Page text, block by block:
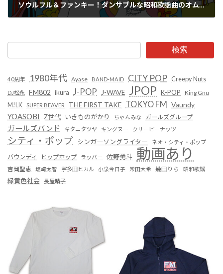
ソウルフル＆ファンキー！ダンサブルな昭和歌謡曲のオムニバス盤がリリース！
検索
40周年 1980年代 Ayase BAND-MAID CITY POP Creepy Nuts
DJ松永 FM802 ikura J-POP J-WAVE JPOP K-POP
King Gnu
M!LK
SUPER BEAVER THE FIRST TAKE TOKYO FM Vaundy
YOASOBI Z世代 いきものがかり ちゃんみな ガールズグループ
ガールズバンド キタニタツヤ キングヌー クリーピーナッツ
シティ・ポップ シンガーソングライター ネオ・シティ・ポップ
バウンディ ヒップホップ ラッパー 佐野勇斗 動画あり
吉岡聖恵 塩﨑太智 宇多田ヒカル 小泉今日子 常田大希 幾田りら 昭和歌謡
緑黄色社会 長屋晴子